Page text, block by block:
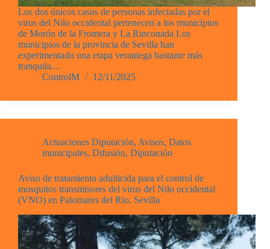
Los dos únicos casos de personas infectadas por el
virus del Nilo occidental pertenecen a los municipios
de Morón de la Frontera y La Rinconada Los
municipios de la provincia de Sevilla han
experimentado una etapa veraniega bastante más
tranquila…
ControlM
12/11/2025
Actuaciones Diputación, Avisos, Datos
municipales, Difusión, Diputación
Aviso de tratamiento adulticida para el control de
mosquitos transmisores del virus del Nilo occidental
(VNO) en Palomares del Río, Sevilla